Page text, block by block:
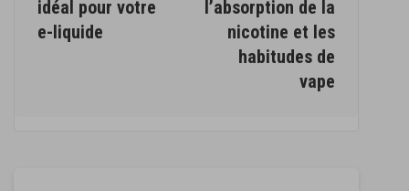
idéal pour votre
e-liquide
l’absorption de la
nicotine et les
habitudes de
vape